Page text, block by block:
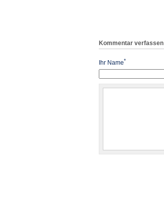
Kommentar verfassen
Ihr Name*